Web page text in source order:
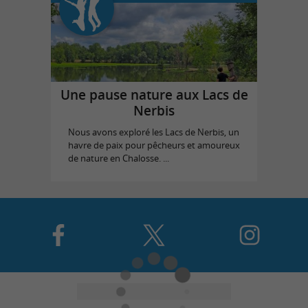
Une pause nature aux Lacs de
Nerbis
Nous avons exploré les Lacs de Nerbis, un
havre de paix pour pêcheurs et amoureux
de nature en Chalosse. ...